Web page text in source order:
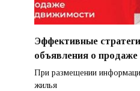
Эффективные
объявления о
При размещении
жилья